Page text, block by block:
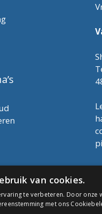
van cookies.
te verbeteren. Door onze
met ons